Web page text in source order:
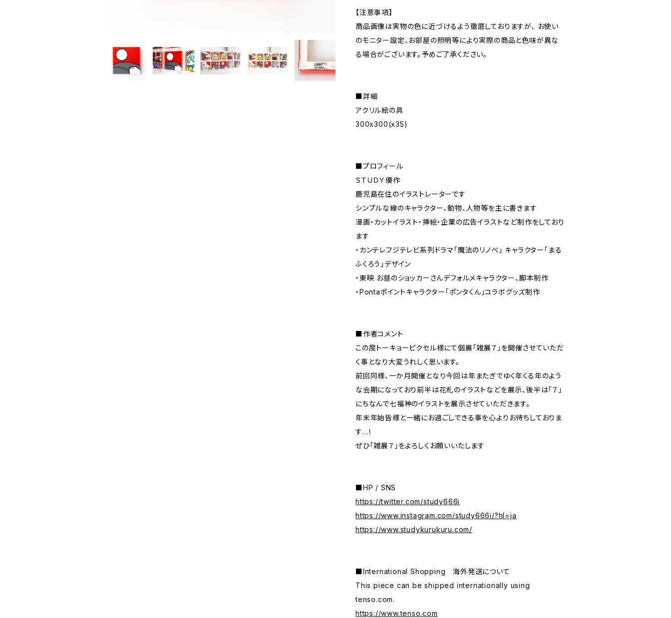
【注意事項】
商品画像は実物の色に近づけるよう徹底しておりますが、 お使い
のモニター設定、お部屋の照明等により実際の商品と色味が異な
る場合がございます。予めご了承ください。
■詳細
アクリル絵の具
300x300(x35)
■プロフィール
ＳＴＵＤＹ優作
鹿児島在住のイラストレーターです
シンプルな線のキャラクター、動物、人物等を主に書きます
漫画・カットイラスト・挿絵・企業の広告イラストなど制作をしており
ます
・カンテレフジテレビ系列ドラマ「魔法のリノベ」 キャラクター「まる
ふくろう」デザイン
・東映 お昼のショッカーさんデフォルメキャラクター、脚本制作
・Pontaポイントキャラクター「ポンタくん」コラボグッズ制作
■作者コメント
この度トーキョーピクセル様にて個展「雑展７」を開催させていただ
く事となり大変うれしく思います。
前回同様、一か月開催となり今回は年またぎでゆく年くる年のよう
な会期になっており前半は花札のイラストなどを展示、後半は「７」
にちなんで七福神のイラストを展示させていただきます。
年末年始皆様と一緒にお過ごしできる事を心よりお待ちしておりま
す…！
ぜひ「雑展７」をよろしくお願いいたします
■HP / SNS
https://twitter.com/study666i
https://www.instagram.com/study666i/?hl=ja
https://www.studykurukuru.com/
■International Shopping 海外発送について
This piece can be shipped internationally using
tenso.com.
https://www.tenso.com